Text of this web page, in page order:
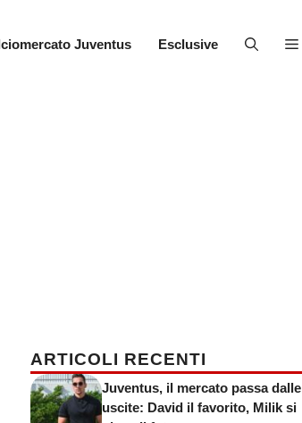
Juventus Esclusive
ARTICOLI RECENTI
Juventus, il mercato passa dalle
uscite: David il favorito, Milik si